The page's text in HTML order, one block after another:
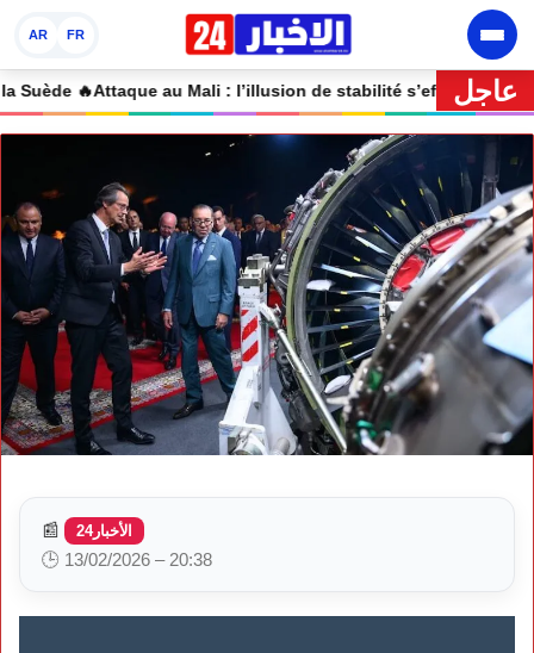
AR FR
عاجل 🔥 Attaque au Mali : l’illusion de stabilité s’effondre
📰 الأخبار24
🕒 13/02/2026 – 20:38